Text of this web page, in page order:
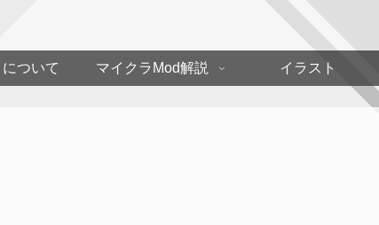
ついて マイクラMod解説 イラスト